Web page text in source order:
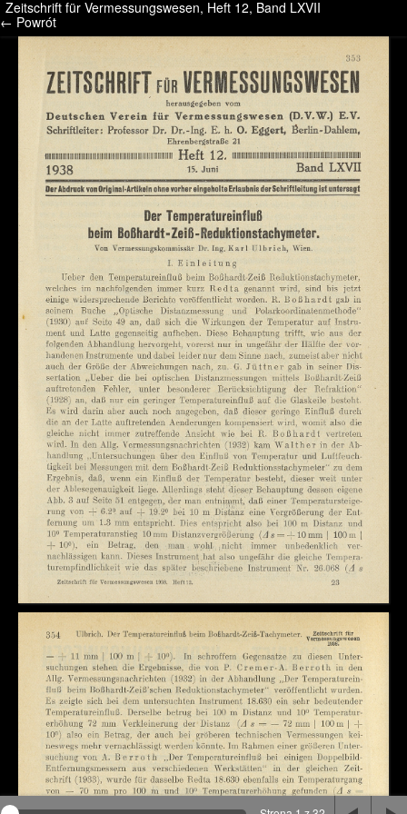
/* */ /* */ /* pliki_strona_po_stronie */
Zeitschrift für Vermessungswesen, Heft 12, Band LXVII
← Powrót
Na stronie wykorzystywane są pliki cookie, bądź
podobne rozwiązania. Aby poznać szczegóły zapoznaj
się zpolityką prywatności.